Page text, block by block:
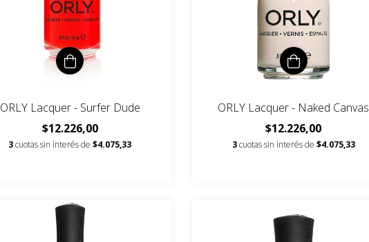
ORLY Lacquer - Surfer Dude
$12.226,00
3cuotas sin interés de$4.075,33
ORLY Lacquer - Naked Canvas
$12.226,00
3cuotas sin interés de $4.075,33